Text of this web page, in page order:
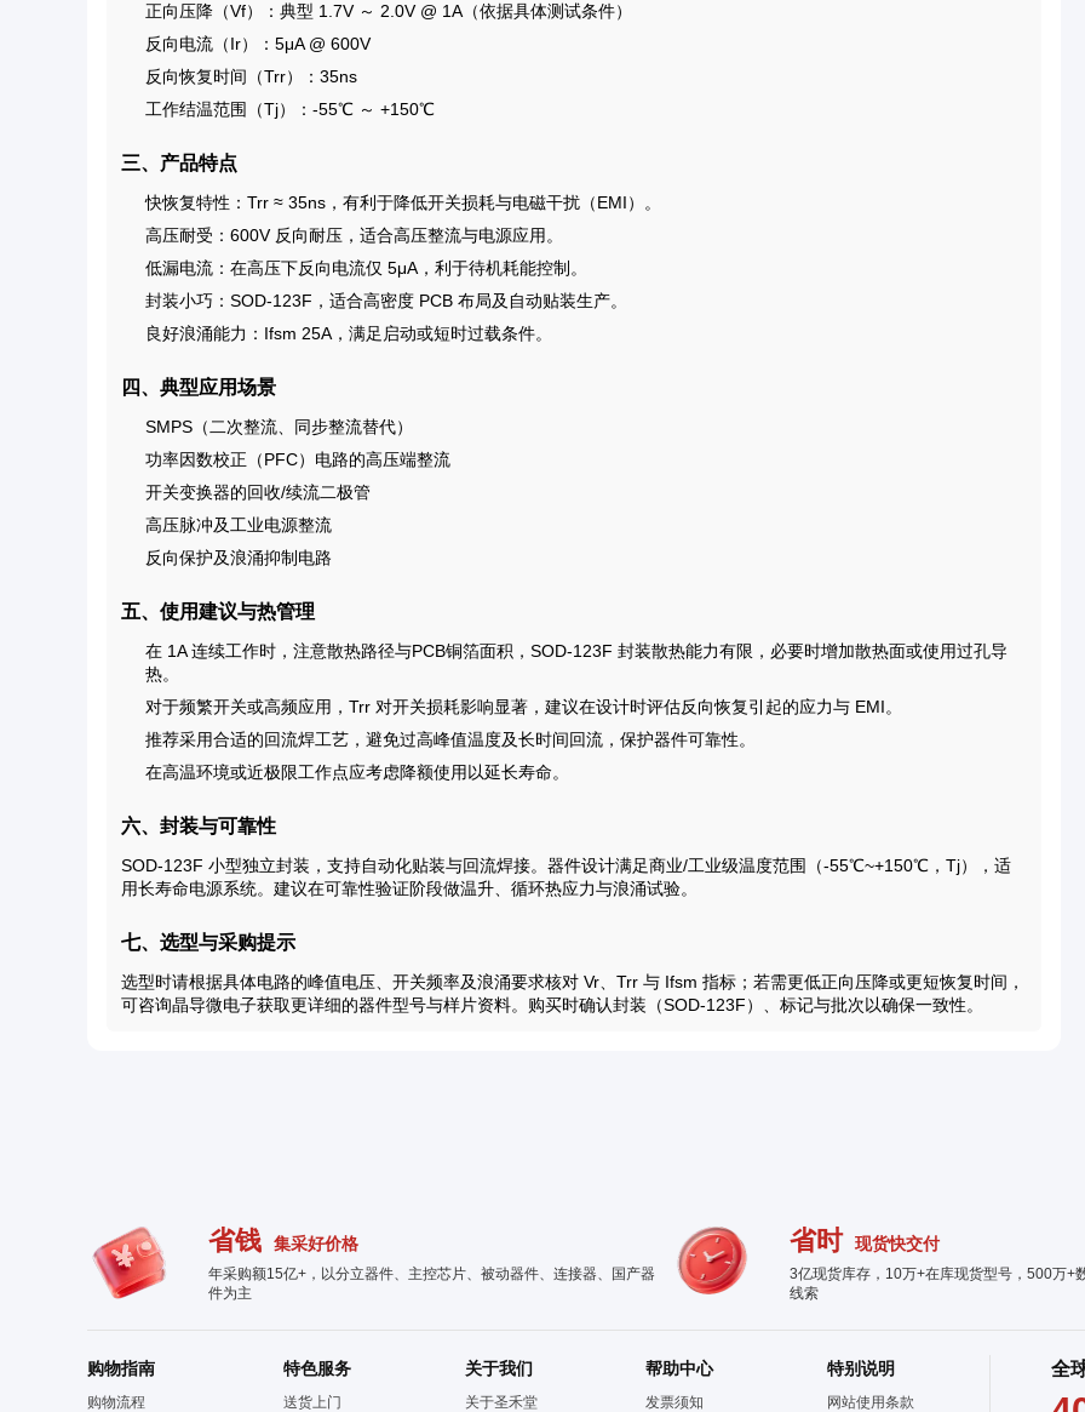
正向压降（Vf）：典型 1.7V ～ 2.0V @ 1A（依据具体测试条件）
反向电流（Ir）：5μA @ 600V
反向恢复时间（Trr）：35ns
工作结温范围（Tj）：-55℃ ～ +150℃
三、产品特点
快恢复特性：Trr ≈ 35ns，有利于降低开关损耗与电磁干扰（EMI）。
高压耐受：600V 反向耐压，适合高压整流与电源应用。
低漏电流：在高压下反向电流仅 5μA，利于待机耗能控制。
封装小巧：SOD-123F，适合高密度 PCB 布局及自动贴装生产。
良好浪涌能力：Ifsm 25A，满足启动或短时过载条件。
四、典型应用场景
SMPS（二次整流、同步整流替代）
功率因数校正（PFC）电路的高压端整流
开关变换器的回收/续流二极管
高压脉冲及工业电源整流
反向保护及浪涌抑制电路
五、使用建议与热管理
在 1A 连续工作时，注意散热路径与PCB铜箔面积，SOD-123F 封装散热能力有限，必要时增加散热面或使用过孔导
热。
对于频繁开关或高频应用，Trr 对开关损耗影响显著，建议在设计时评估反向恢复引起的应力与 EMI。
推荐采用合适的回流焊工艺，避免过高峰值温度及长时间回流，保护器件可靠性。
在高温环境或近极限工作点应考虑降额使用以延长寿命。
六、封装与可靠性
SOD-123F 小型独立封装，支持自动化贴装与回流焊接。器件设计满足商业/工业级温度范围（-55℃~+150℃，Tj），适
用长寿命电源系统。建议在可靠性验证阶段做温升、循环热应力与浪涌试验。
七、选型与采购提示
选型时请根据具体电路的峰值电压、开关频率及浪涌要求核对 Vr、Trr 与 Ifsm 指标；若需更低正向压降或更短恢复时间，
可咨询晶导微电子获取更详细的器件型号与样片资料。购买时确认封装（SOD-123F）、标记与批次以确保一致性。
省钱 集采好价格
年采购额15亿+，以分立器件、主控芯片、被动器件、连接器、国产器
件为主
省时 现货快交付
3亿现货库存，10万+在库现货型号，500万+
线索
购物指南
购物流程
特色服务
送货上门
关于我们
关于圣禾堂
帮助中心
发票须知
特别说明
网站使用条款
全